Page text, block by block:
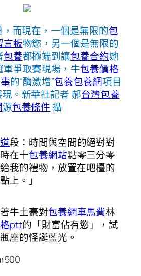
，而現在，一個是無限的包
言板物慾，另一個是無限的
包養都極端到讓包養合約她
爭取賽現場，牛包養價格
的“酶激增”包養包養網項目
。新華社記者 郝台灣包養
源包養條件攝
段：時間與空間的絕對對
在十包養網站點零三分零
我的禮物，放置在吧檯的
上。」
牛土豪對包養網車馬費林
ptt的「財富佔有慾」，試
座的怪誕藍光。